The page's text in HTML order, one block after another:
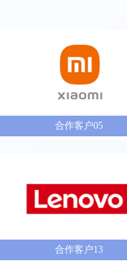
合作客户05
合作客户13